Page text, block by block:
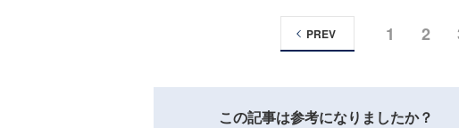
1 2
PREV
この記事は参考になりましたか？